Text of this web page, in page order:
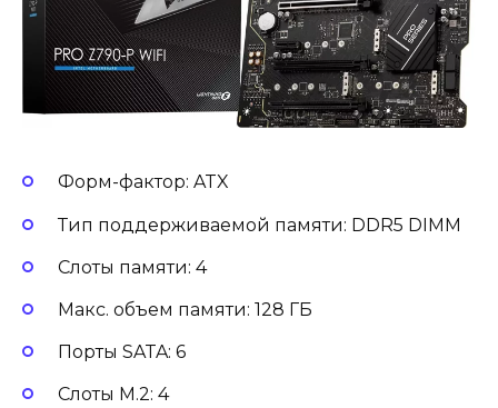
Форм-фактор: ATX
Тип поддерживаемой памяти: DDR5 DIMM
Слоты памяти: 4
Макс. объем памяти: 128 ГБ
Порты SATA: 6
Слоты M.2: 4